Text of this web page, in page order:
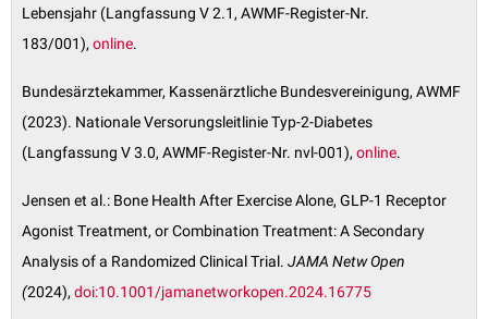
Lebensjahr (Langfassung V 2.1, AWMF-Register-Nr.
183/001), online.
Bundesärztekammer, Kassenärztliche Bundesvereinigung, AWMF
(2023). Nationale Versorungsleitlinie Typ-2-Diabetes
(Langfassung V 3.0, AWMF-Register-Nr. nvl-001), online.
Jensen et al.: Bone Health After Exercise Alone, GLP-1 Receptor
Agonist Treatment, or Combination Treatment: A Secondary
Analysis of a Randomized Clinical Trial. JAMA Netw Open
(2024), doi:10.1001/jamanetworkopen.2024.16775